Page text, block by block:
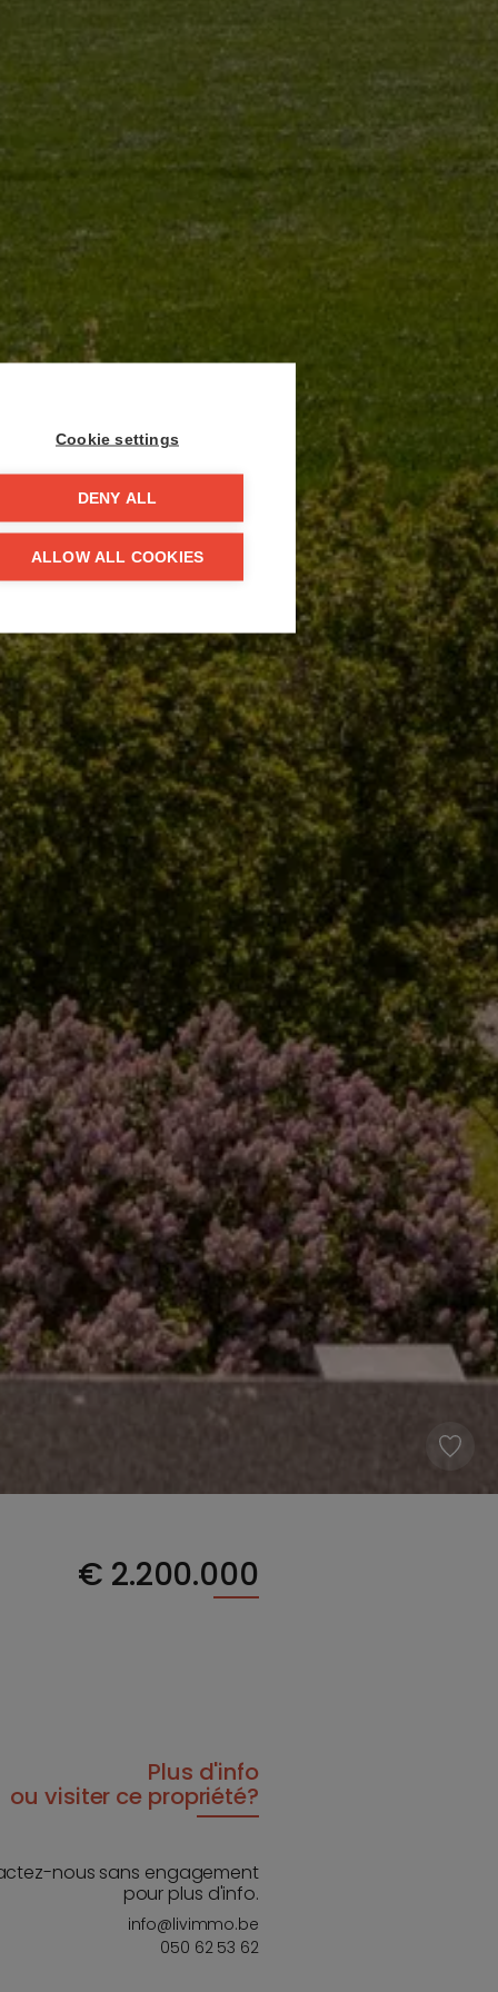
€ 2.200.000
Plus d'info
ou visiter ce propriété?
nous sans engagement
pour plus d'info.
info@livimmo.be
050 62 53 62
Cookie settings
DENY ALL
ALLOW ALL COOKIES